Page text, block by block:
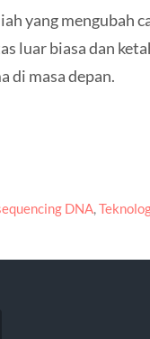
yang mengubah
luar biasa dan
di masa depan.
DNA,